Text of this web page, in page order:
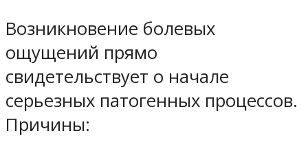
Возникновение болевых
ощущений прямо
свидетельствует о начале
серьезных патогенных процессов.
Причины: